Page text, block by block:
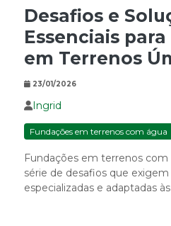
Desafios e
Essenciais
em Terrenos
23/01/2026
Ingrid
Fundações em terrenos com água
Fundações em terrenos
série de desafios que
especializadas e adaptadas